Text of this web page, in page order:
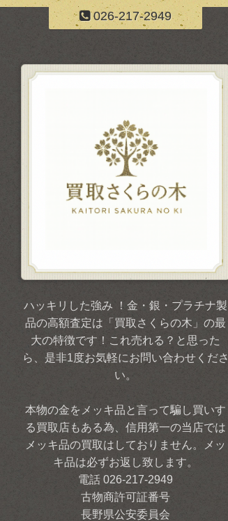
026-217-2949
ハッキリした強み ！金・銀・プラチナ製
品の高額査定は「買取さくらの木」の最
大の特徴です！これ売れる？と思った
ら、是非1度お気軽にお問い合わせくださ
い。
本物の金をメッキ品と言って騙し買いす
る買取店もある為、信用第一の当店では
メッキ品の買取はしておりません。メッ
キ品は必ずお返し致します。
電話 026-217-2949
古物商許可証番号
長野県公安委員会